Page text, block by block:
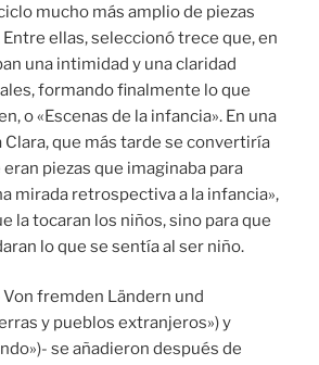
mucho más amplio de piezas
ellas, seleccionó trece que, en
una intimidad y una claridad
formando finalmente lo que
o «Escenas de la infancia». En una
que más tarde se convertiría
piezas que imaginaba para
mirada retrospectiva a la infancia»,
la tocaran los niños, sino para que
lo que se sentía al ser niño.
fremden Ländern und
y pueblos extranjeros») y
se añadieron después de